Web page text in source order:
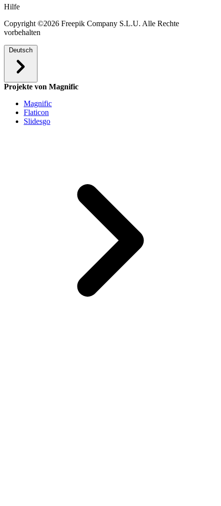
Hilfe
Copyright ©2026 Freepik Company S.L.U. Alle Rechte
vorbehalten
Deutsch
Projekte von Magnific
Magnific
Flaticon
Slidesgo